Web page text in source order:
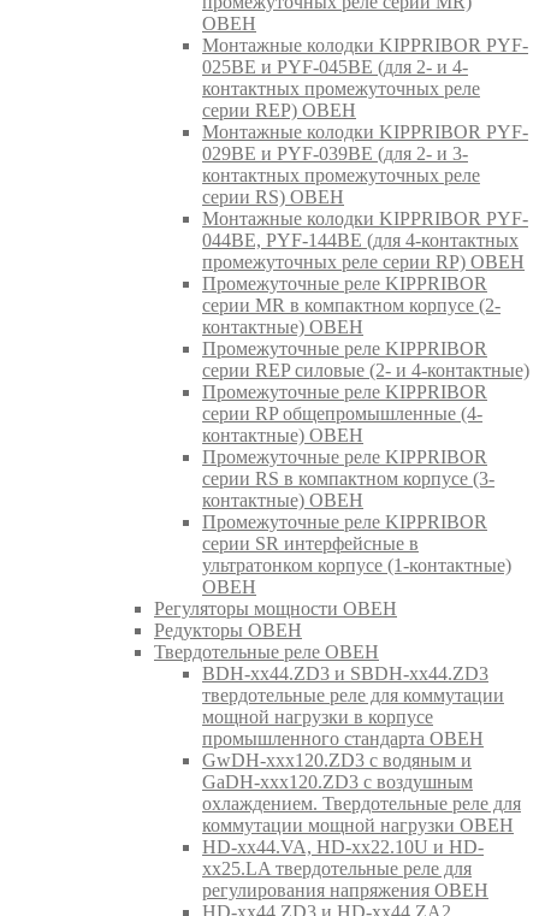
ОВЕН
Монтажные колодки KIPPRIBOR PYF-
025BE и PYF-045BE (для 2- и 4-
контактных промежуточных реле
серии REP) ОВЕН
Монтажные колодки KIPPRIBOR PYF-
029BE и PYF-039BE (для 2- и 3-
контактных промежуточных реле
серии RS) ОВЕН
Монтажные колодки KIPPRIBOR PYF-
044BE, PYF-144BE (для 4-контактных
промежуточных реле серии RP) ОВЕН
Промежуточные реле KIPPRIBOR
серии MR в компактном корпусе (2-
контактные) ОВЕН
Промежуточные реле KIPPRIBOR
серии REP силовые (2- и 4-контактные)
Промежуточные реле KIPPRIBOR
серии RP общепромышленные (4-
контактные) ОВЕН
Промежуточные реле KIPPRIBOR
серии RS в компактном корпусе (3-
контактные) ОВЕН
Промежуточные реле KIPPRIBOR
серии SR интерфейсные в
ультратонком корпусе (1-контактные)
ОВЕН
Регуляторы мощности ОВЕН
Редукторы ОВЕН
Твердотельные реле ОВЕН
BDH-xx44.ZD3 и SBDH-xx44.ZD3
твердотельные реле для коммутации
мощной нагрузки в корпусе
промышленного стандарта ОВЕН
GwDH-xxx120.ZD3 с водяным и
GaDH-xxx120.ZD3 с воздушным
охлаждением. Твердотельные реле для
коммутации мощной нагрузки ОВЕН
HD-xx44.VA, HD-xx22.10U и HD-
xx25.LA твердотельные реле для
регулирования напряжения ОВЕН
HD-xx44.ZD3 и HD-xx44.ZA2